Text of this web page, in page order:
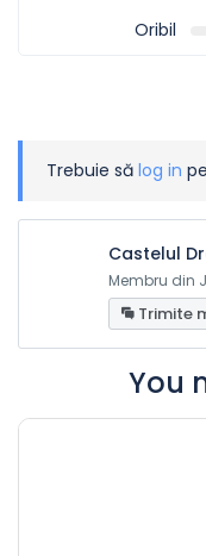
Oribil
Trebuie să log in
Castelul
Membru din
Trimite
You